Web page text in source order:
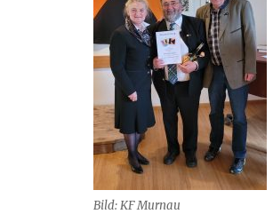
Bild: KF Murnau